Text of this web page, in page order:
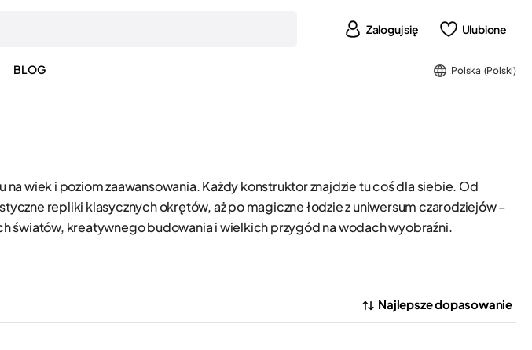
Zaloguj się Ulubione
BLOG Polska (Polski)
na wiek i poziom zaawansowania. Każdy konstruktor znajdzie tu coś dla siebie. Od
repliki klasycznych okrętów, aż po magiczne łodzie z uniwersum czarodziejów –
światów, kreatywnego budowania i wielkich przygód na wodach wyobraźni.
Najlepsze dopasowanie